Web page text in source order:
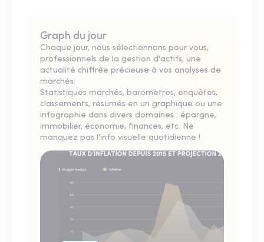
Graph du jour
Chaque jour, nous sélectionnons pour vous,
professionnels de la gestion d'actifs, une
actualité chiffrée précieuse à vos analyses de
marchés.
Statistiques marchés, baromètres, enquêtes,
classements, résumés en un graphique ou une
infographie dans divers domaines : épargne,
immobilier, économie, finances, etc. Ne
manquez pas l'info visuelle quotidienne !